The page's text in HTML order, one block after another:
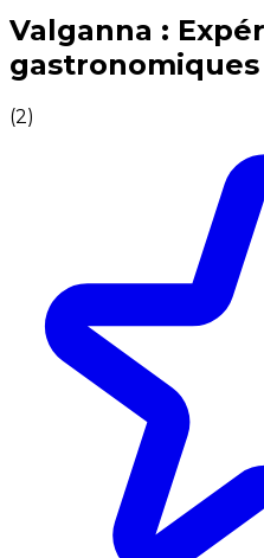
Expériences culinaires
Valganna :
gastronomiques
(2)